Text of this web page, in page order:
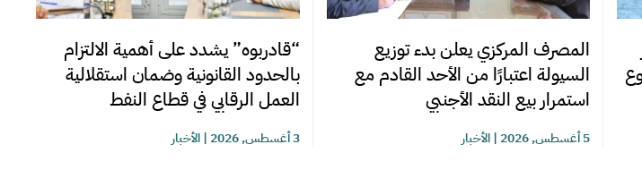
المصرف المركزي يعلن بدء توزيع
السيولة اعتبارًا من الأحد القادم مع
استمرار بيع النقد الأجنبي
5 أغسطس, 2026 |الأخبار
“قادربوه” يشدد على أهمية الالتزام
بالحدود القانونية وضمان استقلالية
العمل الرقابي في قطاع النفط
3 أغسطس, 2026 |الأخبار